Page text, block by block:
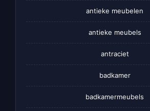
antieke meubelen
antieke meubels
antraciet
badkamer
badkamermeubels